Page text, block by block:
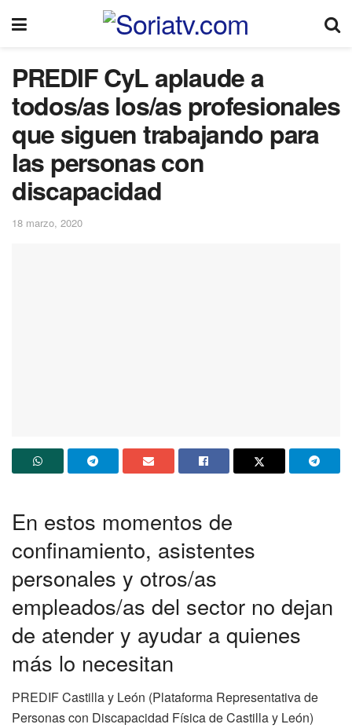
PREDIF CyL aplaude a
todos/as los/as profesionales
que siguen trabajando para
las personas con
discapacidad
18 marzo, 2020
En estos momentos de
confinamiento, asistentes
personales y otros/as
empleados/as del sector no dejan
de atender y ayudar a quienes
más lo necesitan
PREDIF Castilla y León (Plataforma Representativa de
Personas con Discapacidad Física de Castilla y León)